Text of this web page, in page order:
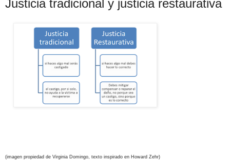
Justicia tradicional y justicia restaurativa
(imagen propiedad de Virginia Domingo, texto inspirado en Howard Zehr)